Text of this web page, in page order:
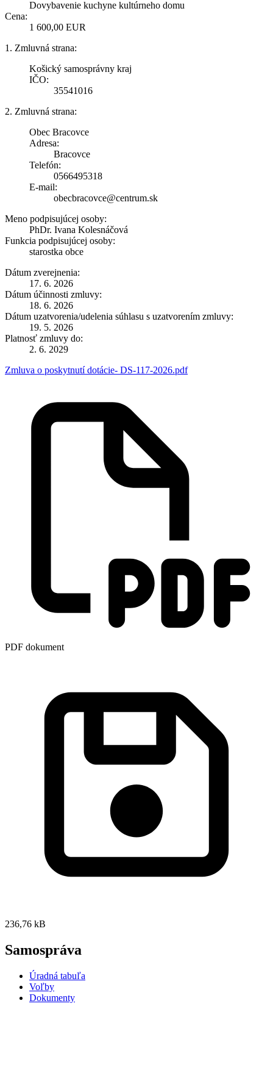
Dovybavenie kuchyne kultúrneho domu
Cena:
1 600,00 EUR
1. Zmluvná strana:
Košický samosprávny kraj
IČO:
35541016
2. Zmluvná strana:
Obec Bracovce
Adresa:
Bracovce
Telefón:
0566495318
E-mail:
obecbracovce@centrum.sk
Meno podpisujúcej osoby:
PhDr. Ivana Kolesnáčová
Funkcia podpisujúcej osoby:
starostka obce
Dátum zverejnenia:
17. 6. 2026
Dátum účinnosti zmluvy:
18. 6. 2026
Dátum uzatvorenia/udelenia súhlasu s uzatvorením zmluvy:
19. 5. 2026
Platnosť zmluvy do:
2. 6. 2029
Zmluva o poskytnutí dotácie- DS-117-2026.pdf
PDF dokument
236,76 kB
Samospráva
Úradná tabuľa
Voľby
Dokumenty